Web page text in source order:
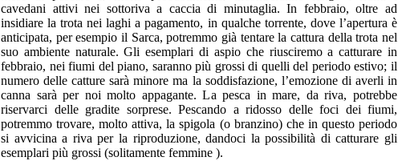
cavedani attivi nei sottoriva a caccia di minutaglia. In febbraio, oltre ad
insidiare la trota nei laghi a pagamento, in qualche torrente, dove l’apertura è
anticipata, per esempio il Sarca, potremmo già tentare la cattura della trota nel
suo ambiente naturale. Gli esemplari di aspio che riusciremo a catturare in
febbraio, nei fiumi del piano, saranno più grossi di quelli del periodo estivo; il
numero delle catture sarà minore ma la soddisfazione, l’emozione di averli in
canna sarà per noi molto appagante. La pesca in mare, da riva, potrebbe
riservarci delle gradite sorprese. Pescando a ridosso delle foci dei fiumi,
potremmo trovare, molto attiva, la spigola (o branzino) che in questo periodo
si avvicina a riva per la riproduzione, dandoci la possibilità di catturare gli
esemplari più grossi (solitamente femmine ).